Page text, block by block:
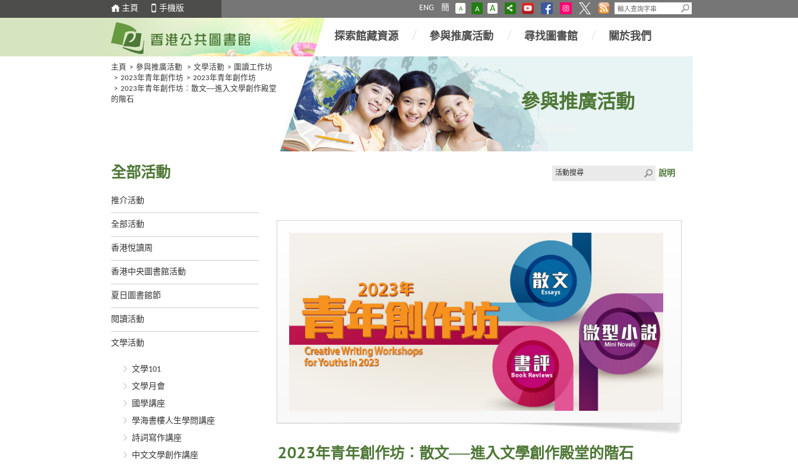
主頁 手機版 ENG 簡 A A A
探索館藏資源 參與推廣活動 尋找圖書館 關於我們
主頁 > 參與推廣活動 > 文學活動 > 圍讀工作坊
> 2023年青年創作坊 > 2023年青年創作坊
> 2023年青年創作坊︰散文──進入文學創作殿堂
的階石
參與推廣活動
全部活動
推介活動
全部活動
香港悅讀周
香港中央圖書館活動
夏日圖書館節
閱讀活動
文學活動
文學101
文學月會
國學講座
學海書樓人生學問講座
詩詞寫作講座
中文文學創作講座
說明
2023年青年創作坊︰散文──進入文學創作殿堂的階石